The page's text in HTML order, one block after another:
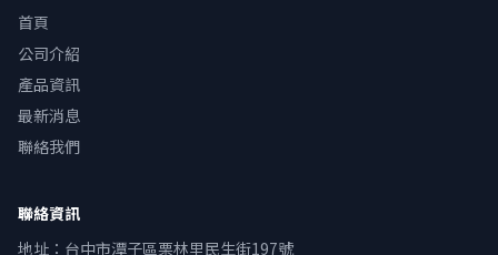
首頁
公司介紹
產品資訊
最新消息
聯絡我們
聯絡資訊
地址 ： 台中市潭子區栗林里民生街197號